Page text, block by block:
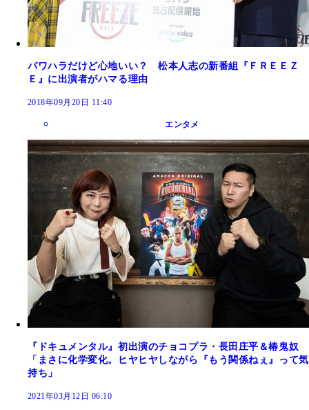
パワハラだけど心地いい？ 松本人志の新番組『ＦＲＥＥＺ
Ｅ』に出演者がハマる理由
2018年09月20日 11:40
エンタメ
『ドキュメンタル』初出演のチョコプラ・長田庄平＆椿鬼奴
「まさに化学変化。ヒヤヒヤしながら『もう関係ねぇ』って気
持ち」
2021年03月12日 06:10